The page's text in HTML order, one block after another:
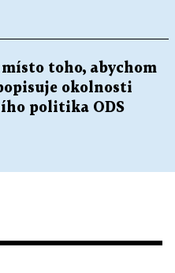
toho, abychom
okolnosti
politika ODS